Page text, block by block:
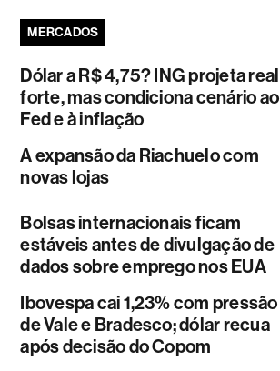
MERCADOS
Dólar a R$ 4,75? ING projeta real
forte, mas condiciona cenário ao
Fed e à inflação
A expansão da Riachuelo com
novas lojas
Bolsas internacionais ficam
estáveis antes de divulgação de
dados sobre emprego nos EUA
Ibovespa cai 1,23% com pressão
de Vale e Bradesco; dólar recua
após decisão do Copom